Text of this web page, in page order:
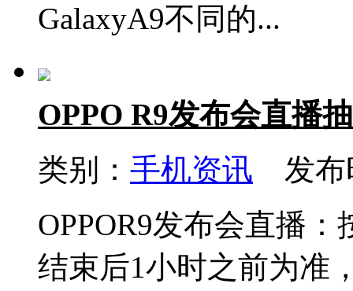
GalaxyA9不同的...
OPPO R9发布会直播
类别： 手机资讯 发布
OPPOR9发布会直播
结束后1小时之前为准